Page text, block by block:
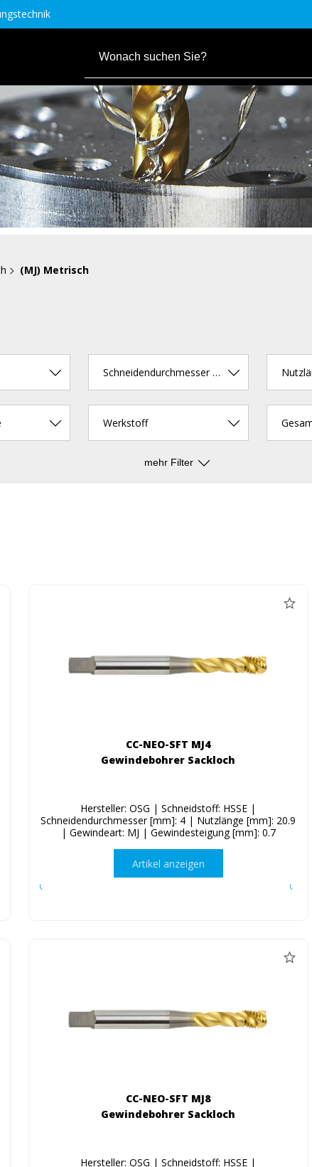
(MJ) Metrisch
Schneidendurchmesser (mm)
Werkstoff
mehr Filter
CC-NEO-SFT MJ4
Gewindebohrer Sackloch
Hersteller: OSG | Schneidstoff: HSSE |
Schneidendurchmesser [mm]: 4 | Nutzlänge [mm]: 20.9
| Gewindeart: MJ | Gewindesteigung [mm]: 0.7
Artikel anzeigen
CC-NEO-SFT MJ8
Gewindebohrer Sackloch
Hersteller: OSG | Schneidstoff: HSSE |